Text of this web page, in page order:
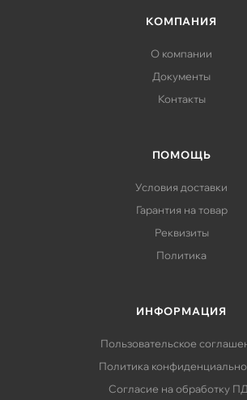
КОМПАНИЯ
О компании
Документы
Контакты
ПОМОЩЬ
Условия доставки
Гарантия на товар
Реквизиты
Политика
ИНФОРМАЦИЯ
Пользовательское
Политика
Согласие на обработку